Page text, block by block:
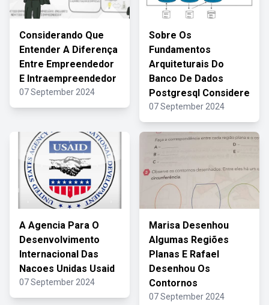
Considerando Que
Entender A Diferença
Entre Empreendedor
E Intraempreendedor
07 September 2024
Sobre Os
Fundamentos
Arquiteturais Do
Banco De Dados
Postgresql Considere
07 September 2024
A Agencia Para O
Desenvolvimento
Internacional Das
Nacoes Unidas Usaid
07 September 2024
Marisa Desenhou
Algumas Regiões
Planas E Rafael
Desenhou Os
Contornos
07 September 2024